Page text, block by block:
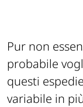
Pur non
probabile
questi
variabile in